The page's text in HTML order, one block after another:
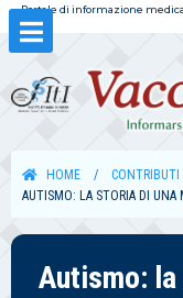
Portale di informazione
HOME CONTRIBUTI
AUTISMO: LA STORIA DI UNA
Autismo: